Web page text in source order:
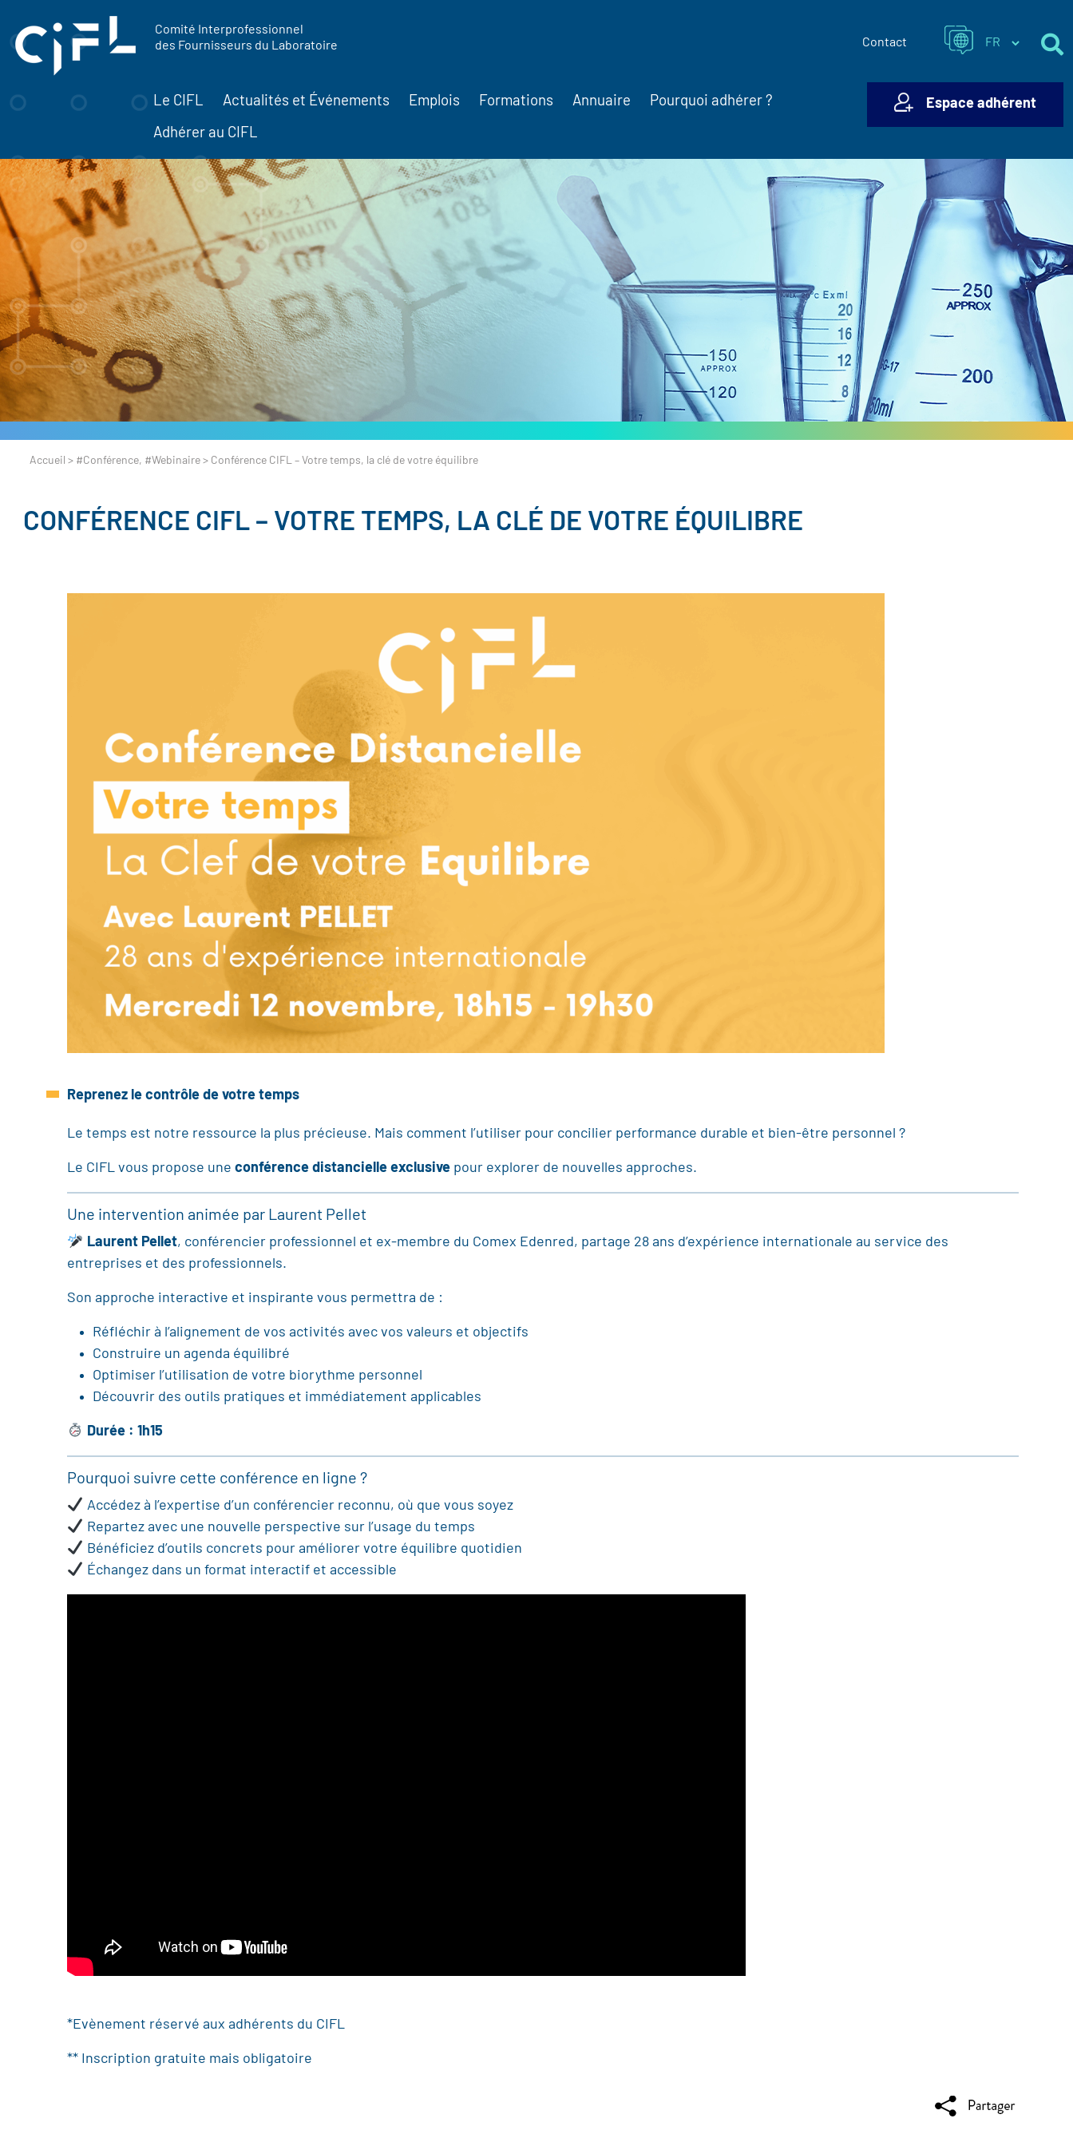
Comité Interprofessionnel
des Fournisseurs du Laboratoire
Contact
Le CIFL Actualités et Événements Emplois Formations Annuaire Pourquoi adhérer ?
Adhérer au CIFL
Espace adhérent
Accueil > #Conférence, #Webinaire > Conférence CIFL – Votre temps, la clé de votre équilibre
CONFÉRENCE CIFL – VOTRE TEMPS, LA CLÉ DE VOTRE ÉQUILIBRE
Reprenez le contrôle de votre temps
Le temps est notre ressource la plus précieuse. Mais comment l’utiliser pour concilier performance durable et bien-être personnel ?
Le CIFL vous propose une conférence distancielle exclusive pour explorer de nouvelles approches.
Une intervention animée par Laurent Pellet
Laurent Pellet, conférencier professionnel et ex-membre du Comex Edenred, partage 28 ans d’expérience internationale au service des
entreprises et des professionnels.
Son approche interactive et inspirante vous permettra de :
Réfléchir à l’alignement de vos activités avec vos valeurs et objectifs
Construire un agenda équilibré
Optimiser l’utilisation de votre biorythme personnel
Découvrir des outils pratiques et immédiatement applicables
Durée : 1h15
Pourquoi suivre cette conférence en ligne ?
Accédez à l’expertise d’un conférencier reconnu, où que vous soyez
Repartez avec une nouvelle perspective sur l’usage du temps
Bénéficiez d’outils concrets pour améliorer votre équilibre quotidien
Échangez dans un format interactif et accessible
*Evènement réservé aux adhérents du CIFL
** Inscription gratuite mais obligatoire